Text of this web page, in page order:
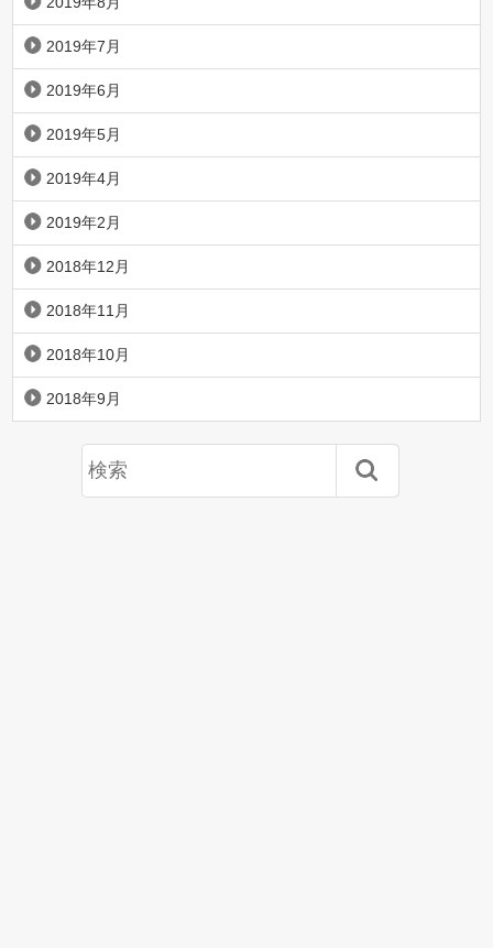
2019年7月
2019年6月
2019年5月
2019年4月
2019年2月
2018年12月
2018年11月
2018年10月
2018年9月